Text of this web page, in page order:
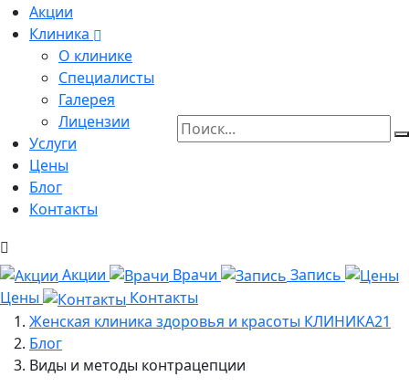
Акции
Клиника
О клинике
Специалисты
Галерея
Лицензии
Услуги
Цены
Блог
Контакты
Акции Врачи
Запись
Цены
Контакты
Женская клиника здоровья и красоты КЛИНИКА21
Блог
Виды и методы контрацепции